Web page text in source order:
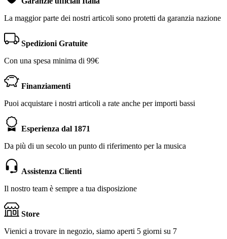
La maggior parte dei nostri articoli sono protetti da garanzia nazione
Spedizioni Gratuite
Con una spesa minima di 99€
Finanziamenti
Puoi acquistare i nostri articoli a rate anche per importi bassi
Esperienza dal 1871
Da più di un secolo un punto di riferimento per la musica
Assistenza Clienti
Il nostro team è sempre a tua disposizione
Store
Vienici a trovare in negozio, siamo aperti 5 giorni su 7